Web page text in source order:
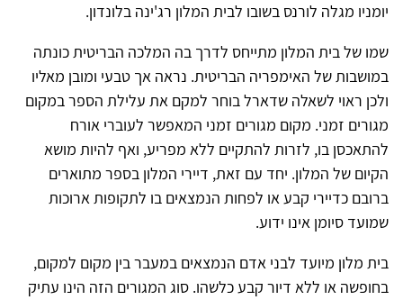
יומניו מגלה לורנס בשובו לבית המלון רג'ינה בלונדון.
שמו של בית המלון מתייחס לדרך בה המלכה הבריטית כונתה
במושבות של האימפריה הבריטית. נראה אך טבעי ומובן מאליו
ולכן ראוי לשאלה שדארל בוחר למקם את עלילת הספר במקום
מגורים זמני. מקום מגורים זמני המאפשר לעוברי אורח
להתאכסן בו, לזרות להתקיים ללא מפריע, ואף להיות מושא
הקיום של המלון. יחד עם זאת, דיירי המלון בספר מתוארים
ברובם כדיירי קבע או לפחות הנמצאים בו לתקופות ארוכות
שמועד סיומן אינו ידוע.
בית מלון מיועד לבני אדם הנמצאים במעבר בין מקום למקום,
בחופשה או ללא דיור קבע כלשהו. סוג המגורים הזה הינו עתיק